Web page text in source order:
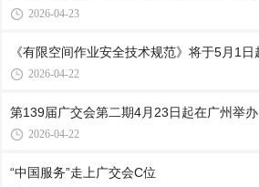
2026-04-23
《有限空间作业安全技术规范》将于5月1
2026-04-22
第139届广交会第二期4月23日起在广州举办
2026-04-22
“中国服务”走上广交会C位